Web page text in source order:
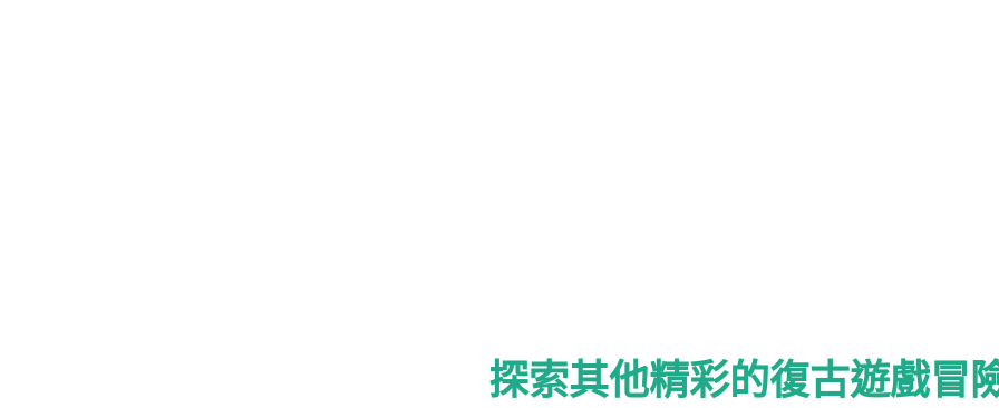
探索其他精彩的復古遊戲冒